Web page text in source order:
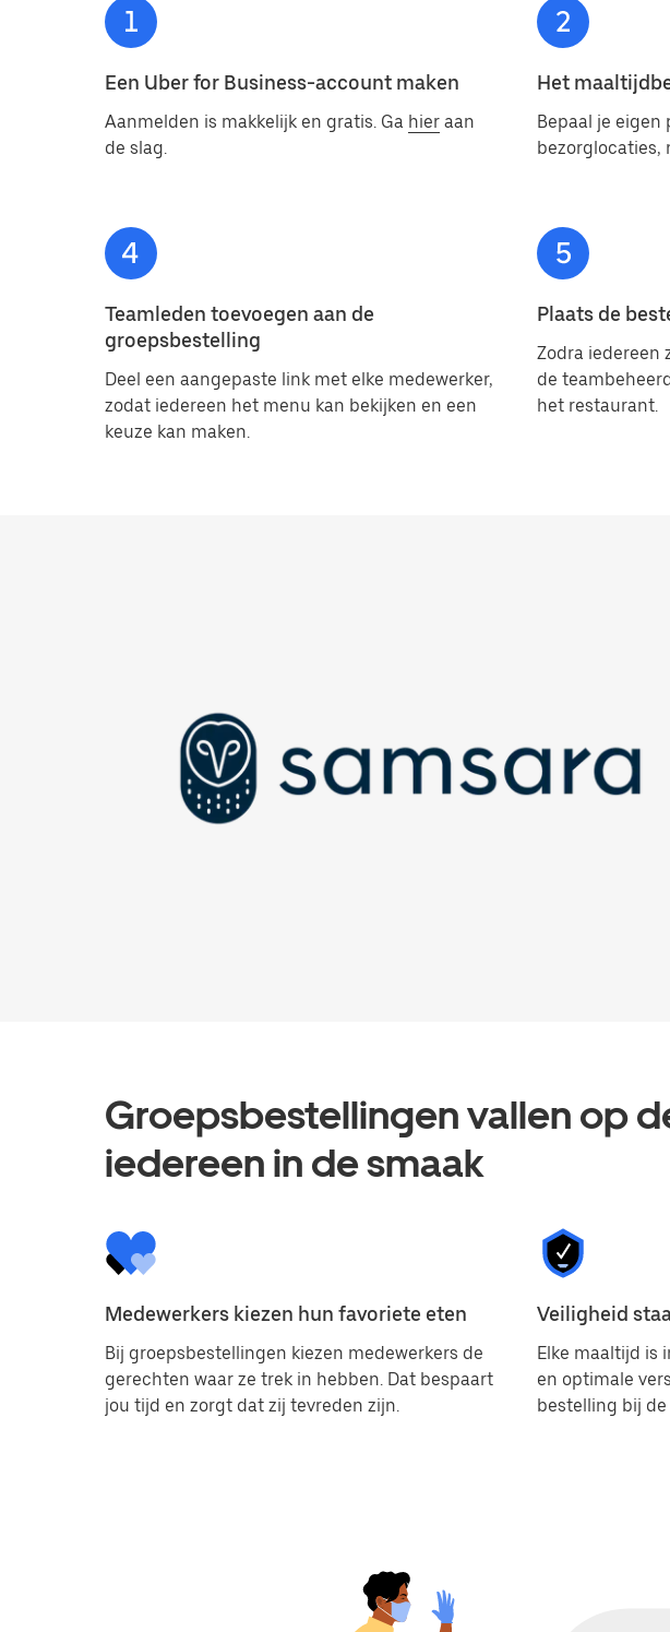
Een Uber for Business-account maken
Aanmelden is makkelijk en gratis. Ga hier aan
de slag.
Het
Bepaal je eigen
bezorglocaties,
Teamleden toevoegen aan de
groepsbestelling
Deel een aangepaste link met elke medewerker,
zodat iedereen het menu kan bekijken en een
keuze kan maken.
Plaats de
Zodra iedereen
de
het restaurant.
Groepsbestellingen vallen op
iedereen in de smaak
Medewerkers kiezen hun favoriete eten
Bij groepsbestellingen kiezen medewerkers de
gerechten waar ze trek in hebben. Dat bespaart
jou tijd en zorgt dat zij tevreden zijn.
Veiligheid
Elke maaltijd is
en optimale
bestelling bij